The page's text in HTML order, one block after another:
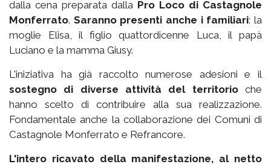
dalla cena preparata dalla Pro Loco di Castagnole
Monferrato. Saranno presenti anche i familiari: la
moglie Elisa, il figlio quattordicenne Luca, il papà
Luciano e la mamma Giusy.
L'iniziativa ha già raccolto numerose adesioni e il
sostegno di diverse attività del territorioche
hanno scelto di contribuire alla sua realizzazione.
Fondamentale anche la collaborazione dei Comuni di
Castagnole Monferrato e Refrancore.
L'intero ricavato della manifestazione, al netto